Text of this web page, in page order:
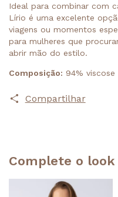
Ideal para combinar com
Lírio é uma excelente
viagens ou momentos
para mulheres que
abrir mão do estilo.
Composição: 94%
Compartilhar
Complete o look